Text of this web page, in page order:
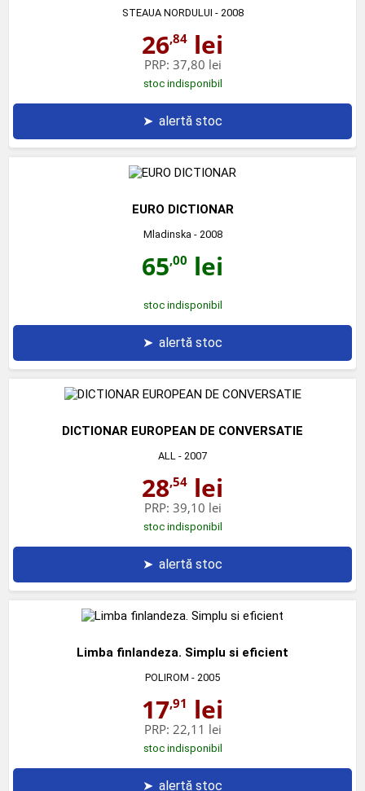
STEAUA NORDULUI - 2008
26,84 lei
PRP: 37,80 lei
stoc indisponibil
➤ alertă stoc
EURO DICTIONAR
Mladinska - 2008
65,00 lei
stoc indisponibil
➤ alertă stoc
DICTIONAR EUROPEAN DE CONVERSATIE
ALL - 2007
28,54 lei
PRP: 39,10 lei
stoc indisponibil
➤ alertă stoc
Limba finlandeza. Simplu si eficient
POLIROM - 2005
17,91 lei
PRP: 22,11 lei
stoc indisponibil
➤ alertă stoc